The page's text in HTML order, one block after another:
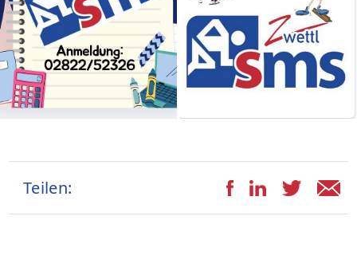
Teilen: